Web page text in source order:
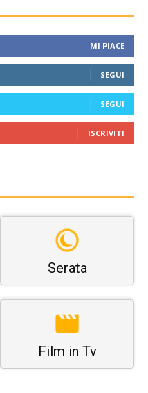
MI PIACE
SEGUI
SEGUI
ISCRIVITI
Serata
Film in Tv